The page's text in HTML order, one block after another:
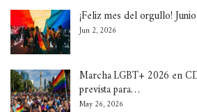
¡Feliz mes del orgullo!
Jun 2, 2026
Marcha LGBT+ 2026 en
prevista para…
May 26, 2026